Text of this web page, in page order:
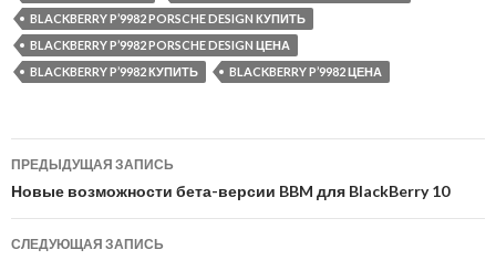
BLACKBERRY P’9982 PORSCHE DESIGN КУПИТЬ
BLACKBERRY P’9982 PORSCHE DESIGN ЦЕНА
BLACKBERRY P’9982 КУПИТЬ
BLACKBERRY P’9982 ЦЕНА
Навигация
по
записям
ПРЕДЫДУЩАЯ ЗАПИСЬ
Новые возможности бета-версии BBM для BlackBerry 10
СЛЕДУЮЩАЯ ЗАПИСЬ